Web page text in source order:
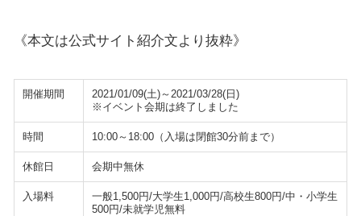
《本文は公式サイト紹介文より抜粋》
開催期間
2021/01/09(土)～2021/03/28(日)
※イベント会期は終了しました
時間 10:00～18:00（入場は閉館30分前まで）
休館日 会期中無休
入場料
一般1,500円/大学生1,000円/高校生800円/中・小学生
500円/未就学児無料